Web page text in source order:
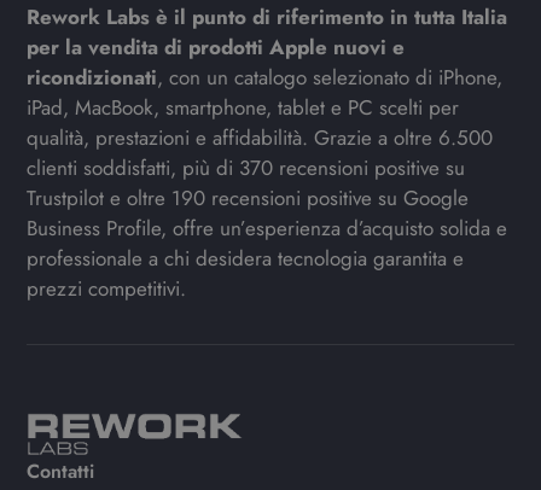
Rework Labs è il punto di riferimento in tutta Italia
per la vendita di prodotti Apple nuovi e
ricondizionati, con un catalogo selezionato di iPhone,
iPad, MacBook, smartphone, tablet e PC scelti per
qualità, prestazioni e affidabilità. Grazie a oltre 6.500
clienti soddisfatti, più di 370 recensioni positive su
Trustpilot e oltre 190 recensioni positive su Google
Business Profile, offre un’esperienza d’acquisto solida e
professionale a chi desidera tecnologia garantita e
prezzi competitivi.
Contatti